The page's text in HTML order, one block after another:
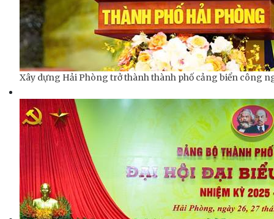
Xây dựng Hải Phòng trở thành thành phố cảng biển công